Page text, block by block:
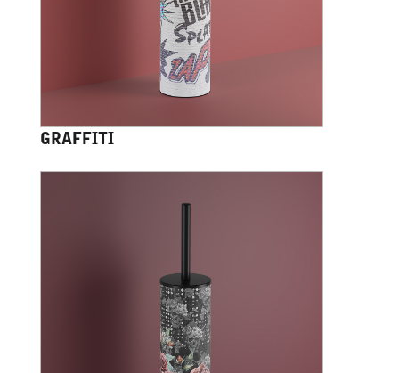
GRAFFITI